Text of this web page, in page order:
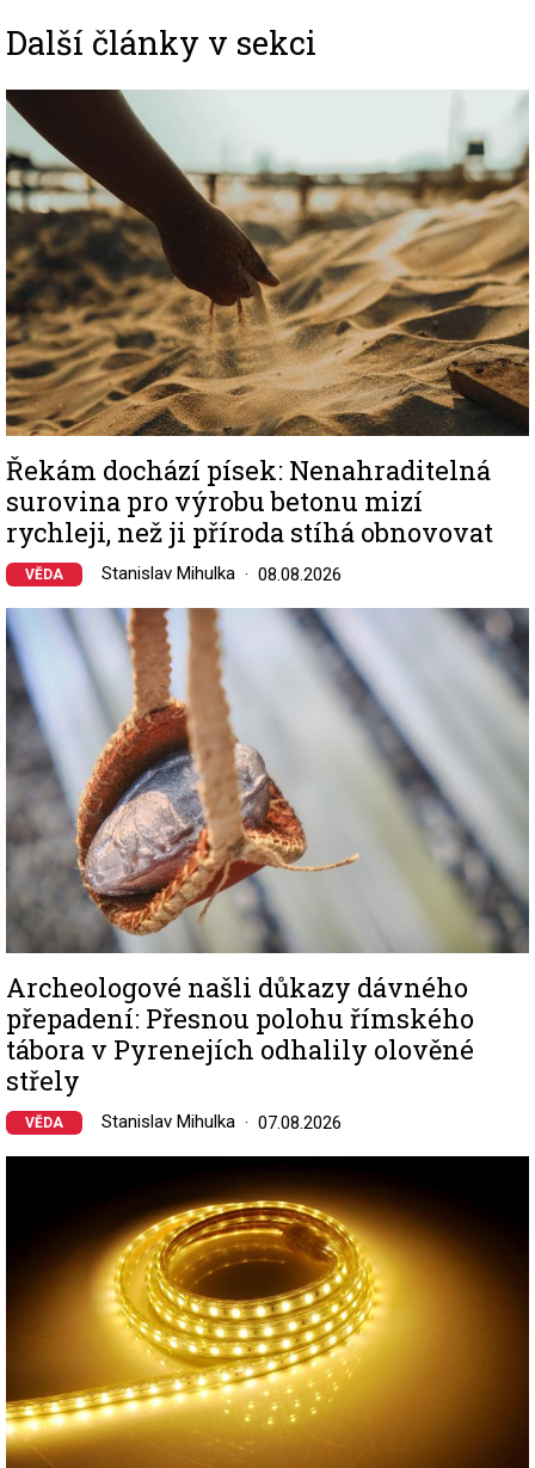
Další články v sekci
Image
Řekám dochází písek: Nenahraditelná
surovina pro výrobu betonu mizí
rychleji, než ji příroda stíhá obnovovat
VĚDA Stanislav Mihulka 08.08.2026
Image
Archeologové našli důkazy dávného
přepadení: Přesnou polohu římského
tábora v Pyrenejích odhalily olověné
střely
VĚDA Stanislav Mihulka 07.08.2026